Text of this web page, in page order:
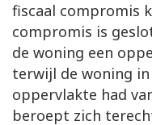
fiscaal compromis
compromis is
de woning een
terwijl de woning
oppervlakte had
beroept zich